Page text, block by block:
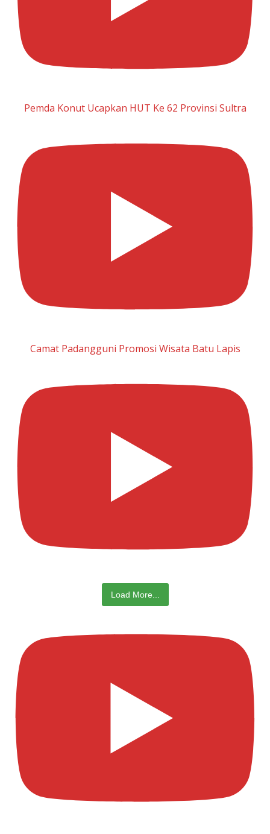
Pemda Konut Ucapkan HUT Ke 62 Provinsi Sultra
Camat Padangguni Promosi Wisata Batu Lapis
Load More...